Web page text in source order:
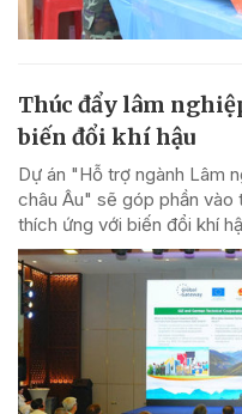
Thúc đẩy lâm
biến đổi khí hậu
Dự án "Hỗ trợ ngành Lâm
châu Âu" sẽ góp phần vào
thích ứng với biến đổi khí